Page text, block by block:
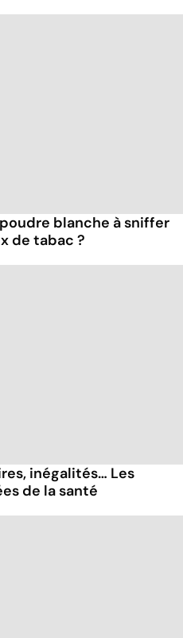
blanche à sniffer
de tabac ?
inégalités… Les
de la santé